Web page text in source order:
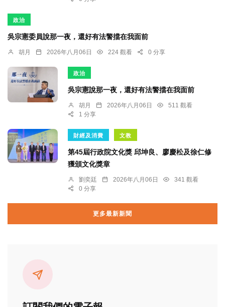
政治
吳宗憲委員說那一夜，還好有法警擋在我面前
胡月 2026年八月06日 224 觀看 0 分享
政治
吳宗憲說那一夜，還好有法警擋在我面前
胡月 2026年八月06日
511 觀看
1 分享
財經及消費 文教
第45屆行政院文化獎 邱坤良、廖慶松及徐仁修
獲頒文化獎章
劉奕廷 2026年八月06日
341 觀看
0 分享
更多最新新聞